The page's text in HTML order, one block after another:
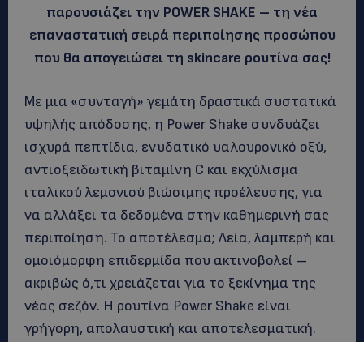
παρουσιάζει την POWER SHAKE – τη νέα
επαναστατική σειρά περιποίησης προσώπου
που θα απογειώσει τη skincare ρουτίνα σας!
Με μια «συνταγή» γεμάτη δραστικά συστατικά
υψηλής απόδοσης, η Power Shake συνδυάζει
ισχυρά πεπτίδια, ενυδατικό υαλουρονικό οξύ,
αντιοξειδωτική βιταμίνη C και εκχύλισμα
ιταλικού λεμονιού βιώσιμης προέλευσης, για
να αλλάξει τα δεδομένα στην καθημερινή σας
περιποίηση. Το αποτέλεσμα; Λεία, λαμπερή και
ομοιόμορφη επιδερμίδα που ακτινοβολεί –
ακριβώς ό,τι χρειάζεται για το ξεκίνημα της
νέας σεζόν. Η ρουτίνα Power Shake είναι
γρήγορη, απολαυστική και αποτελεσματική.